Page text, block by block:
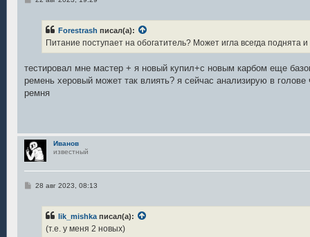
е
Forestrash писал(а):
Питание поступает на обогатитель? Может игла всегда поднята
тестировал мне мастер + я новый купил+с новым карбом еще
ремень херовый может так влиять? я сейчас анализирую в
ремня
Иванов
известный
С28 авг 2023, 08:13
lik_mishka писал(а):
(т.е. у меня 2 новых)